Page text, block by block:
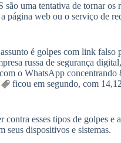
uma tentativa de tornar os
página web ou o serviço de
é golpes com link falso
russa de segurança
o WhatsApp concentrando
ficou em segundo, com
esses tipos de golpes e
seus dispositivos e sistemas.